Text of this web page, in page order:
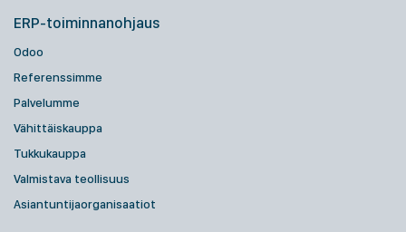
ERP-toiminnanohjaus
Odoo
Referenssimme
Palvelumme
Vähittäiskauppa
Tukkukauppa
Valmistava teollisuus
Asiantuntijaorganisaatiot